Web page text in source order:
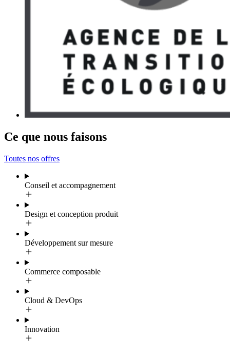
Ce que nous faisons
Toutes nos offres
Conseil et accompagnement
Design et conception produit
Développement sur mesure
Commerce composable
Cloud & DevOps
Innovation